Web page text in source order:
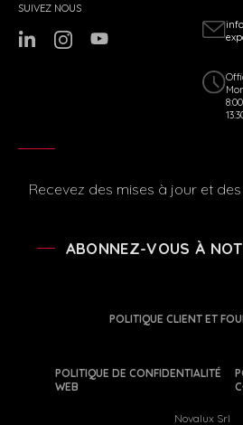
SUIVEZ NOUS
Recevez des mises à jour et
ABONNEZ-VOUS À
POLITIQUE CLIENT ET
POLITIQUE DE CONFIDENTIALITÉ
WEB
Novalux Srl